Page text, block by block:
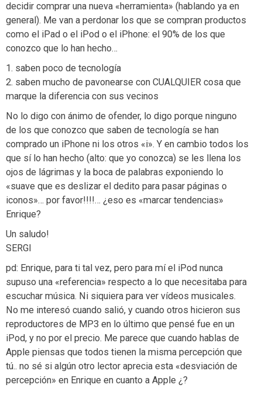
decidir comprar una nueva «herramienta» (hablando ya en
general). Me van a perdonar los que se compran productos
como el iPad o el iPod o el iPhone: el 90% de los que
conozco que lo han hecho…
1. saben poco de tecnología
2. saben mucho de pavonearse con CUALQUIER cosa que
marque la diferencia con sus vecinos
No lo digo con ánimo de ofender, lo digo porque ninguno
de los que conozco que saben de tecnología se han
comprado un iPhone ni los otros «i». Y en cambio todos los
que sí lo han hecho (alto: que yo conozca) se les llena los
ojos de lágrimas y la boca de palabras exponiendo lo
«suave que es deslizar el dedito para pasar páginas o
iconos»… por favor!!!!… ¿eso es «marcar tendencias»
Enrique?
Un saludo!
SERGI
pd: Enrique, para ti tal vez, pero para mí el iPod nunca
supuso una «referencia» respecto a lo que necesitaba para
escuchar música. Ni siquiera para ver vídeos musicales.
No me interesó cuando salió, y cuando otros hicieron sus
reproductores de MP3 en lo último que pensé fue en un
iPod, y no por el precio. Me parece que cuando hablas de
Apple piensas que todos tienen la misma percepción que
tú.. no sé si algún otro lector aprecia esta «desviación de
percepción» en Enrique en cuanto a Apple ¿?